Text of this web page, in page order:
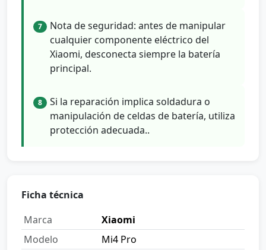
7
Nota de seguridad: antes de manipular
cualquier componente eléctrico del
Xiaomi, desconecta siempre la batería
principal.
8
Si la reparación implica soldadura o
manipulación de celdas de batería, utiliza
protección adecuada..
Ficha técnica
Marca
Xiaomi
Modelo
Mi4 Pro